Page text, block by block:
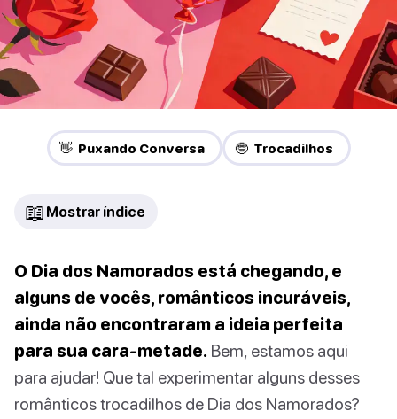
👋 Puxando Conversa 🤓 Trocadilhos
📖 Mostrar índice
O Dia dos Namorados está chegando, e
alguns de vocês, românticos incuráveis,
ainda não encontraram a ideia perfeita
para sua cara-metade. Bem, estamos aqui
para ajudar! Que tal experimentar alguns desses
românticos trocadilhos de Dia dos Namorados?